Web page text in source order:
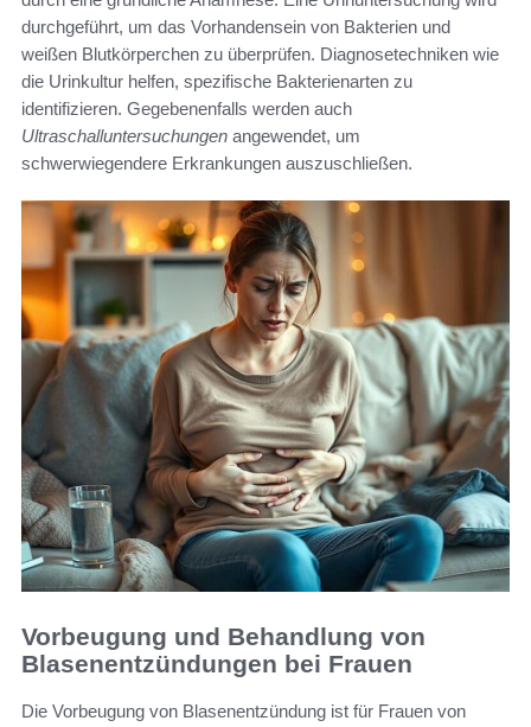
durchgeführt, um das Vorhandensein von Bakterien und
weißen Blutkörperchen zu überprüfen. Diagnosetechniken wie
die Urinkultur helfen, spezifische Bakterienarten zu
identifizieren. Gegebenenfalls werden auch
Ultraschalluntersuchungen angewendet, um
schwerwiegendere Erkrankungen auszuschließen.
Vorbeugung und Behandlung von
Blasenentzündungen bei Frauen
Die Vorbeugung von Blasenentzündung ist für Frauen von